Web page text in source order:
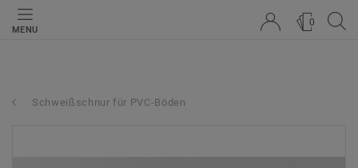
MENU
0
Schweißschnur für PVC-Böden